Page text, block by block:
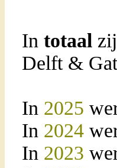
In totaal
Delft &
In 2025
In 2024
In 2023